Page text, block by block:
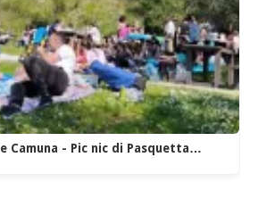
Camuna - Pic nic di Pasquetta…